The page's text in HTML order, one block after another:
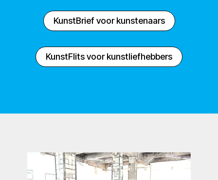
KunstBrief voor kunstenaars
KunstFlits voor kunstliefhebbers